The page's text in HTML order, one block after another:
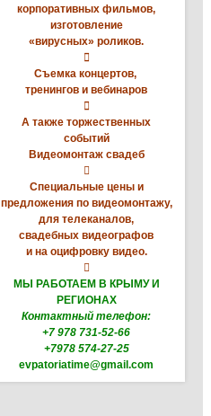
корпоративных фильмов,
изготовление
«вирусных» роликов.

Съемка концертов,
тренингов и вебинаров

А также торжественных
событий
Видеомонтаж свадеб

Специальные цены и
предложения по видеомонтажу,
для телеканалов,
свадебных видеографов
и на оцифровку видео.

МЫ РАБОТАЕМ В КРЫМУ И
РЕГИОНАХ
Контактный телефон:
+7 978 731-52-66
+7978 574-27-25
evpatoriatime@gmail.com